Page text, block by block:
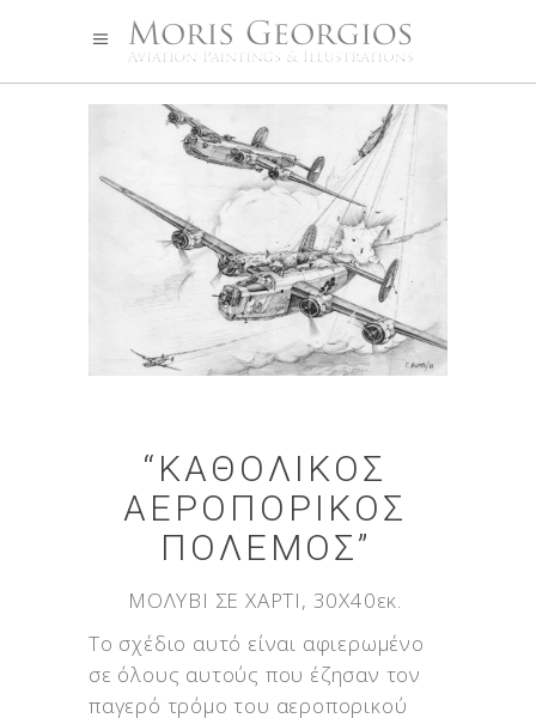
“ΚΑΘΟΛΙΚΌΣ
ΑΕΡΟΠΟΡΙΚΌΣ
ΠΌΛΕΜΟΣ”
ΜΟΛΥΒΙ ΣΕ ΧΑΡΤΙ, 30X40εκ.
Το σχέδιο αυτό είναι αφιερωμένο
σε όλους αυτούς που έζησαν τον
παγερό τρόμο του αεροπορικού